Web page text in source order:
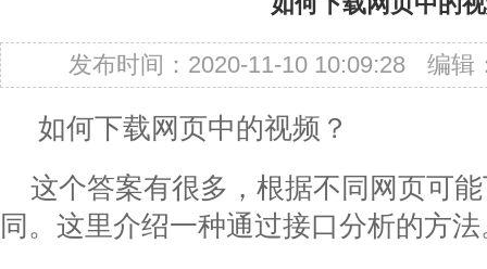
发布时间：2020-11-10 10:09:28 编辑
如何下载网页中的视频？
这个答案有很多，根据不同网页可
同。这里介绍一种通过接口分析的方法